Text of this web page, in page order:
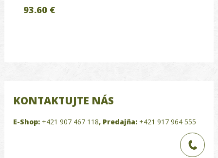
93.60 €
KONTAKTUJTE NÁS
E-Shop: +421 907 467 118, Predajňa: +421 917 964 555